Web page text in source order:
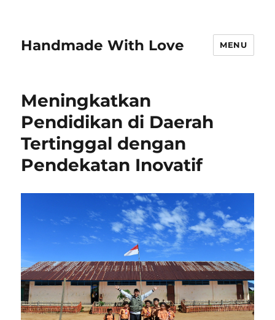
Handmade With Love MENU
Meningkatkan
Pendidikan di Daerah
Tertinggal dengan
Pendekatan Inovatif